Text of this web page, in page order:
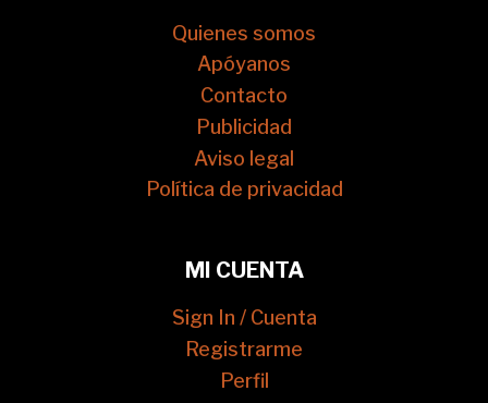
Quienes somos
Apóyanos
Contacto
Publicidad
Aviso legal
Política de privacidad
MI CUENTA
Sign In / Cuenta
Registrarme
Perfil